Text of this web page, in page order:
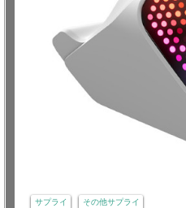
サプライ その他サプライ